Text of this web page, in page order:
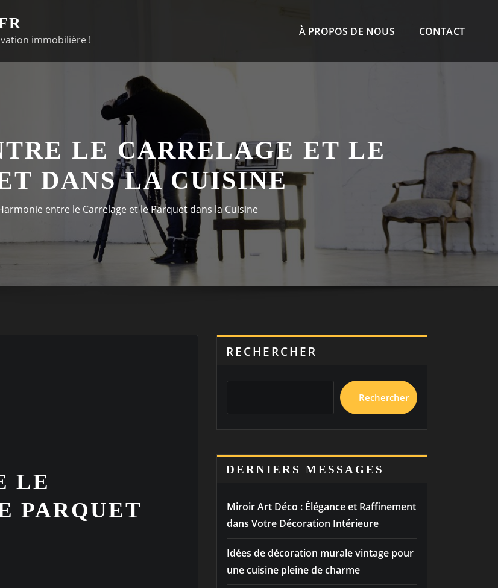
immobilière !
À PROPOS DE NOUS CONTACT
LE CARRELAGE ET LE
DANS LA CUISINE
entre le Carrelage et le Parquet dans la Cuisine
LE
PARQUET
RECHERCHER
Rechercher
DERNIERS MESSAGES
Miroir Art Déco : Élégance et Raffinement
dans Votre Décoration Intérieure
Idées de décoration murale vintage pour
une cuisine pleine de charme